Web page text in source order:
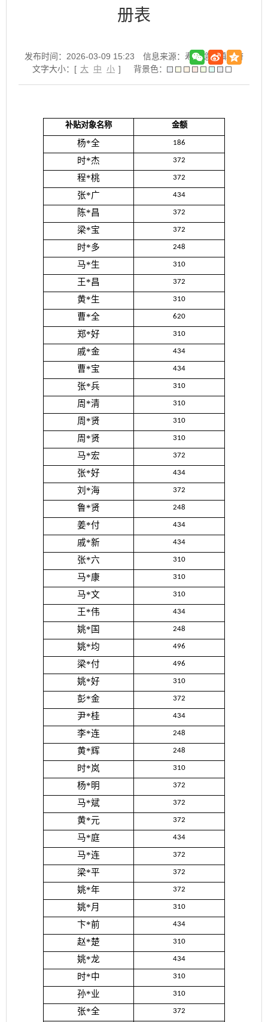
册表
发布时间：2026-03-09 15:23
信息来源：寿县隐贤镇政府
文字大小：[ 大 中 小 ] 背景色：
补贴对象名称 金额
杨*全 186
时*杰 372
程*桃 372
张*广 434
陈*昌 372
梁*宝 372
时*多 248
马*生 310
王*昌 372
黄*生 310
曹*全 620
郑*好 310
戚*金 434
曹*宝 434
张*兵 310
周*清 310
周*贤 310
周*贤 310
马*宏 372
张*好 434
刘*海 372
鲁*贤 248
姜*付 434
戚*新 434
张*六 310
马*康 310
马*文 310
王*伟 434
姚*国 248
姚*均 496
梁*付 496
姚*好 310
彭*金 372
尹*桂 434
李*连 248
黄*辉 248
时*岚 310
杨*明 372
马*斌 372
黄*元 372
马*庭 434
马*连 372
梁*平 372
姚*年 372
姚*月 310
卞*前 434
赵*楚 310
姚*龙 434
时*中 310
孙*业 310
张*全 372